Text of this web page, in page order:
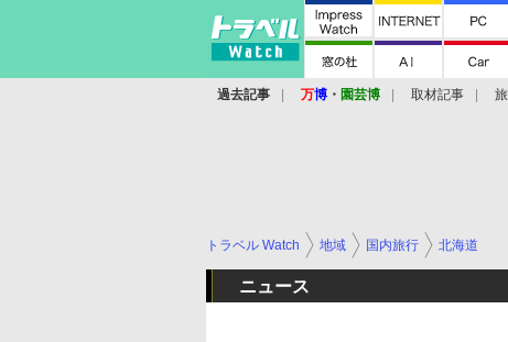
過去記事 万博 ・ 園芸博 取材記事
トラベル Watch 地域 国内旅行 北海道
ニュース